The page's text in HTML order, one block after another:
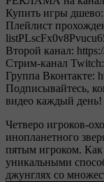
Купить игры дшево:
Плейлист
Второй канал:
Стрим-канал
Группа Вконтакте:
Подписывайтесь,
видео каждый день!
Четверо игроков-
инопланетного
пятым игроком. Как
уникальными
джунглях со